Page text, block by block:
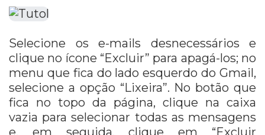
Selecione os e-mails desnecessários e
clique no ícone “Excluir” para apagá-los; no
menu que fica do lado esquerdo do Gmail,
selecione a opção “Lixeira”. No botão que
fica no topo da página, clique na caixa
vazia para selecionar todas as mensagens
e, em seguida, clique em “Excluir